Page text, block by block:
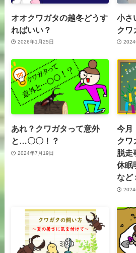
オオクワガタの越冬どうす
ればいい？
2026年1月25日
小さ
クワ
2024
あれ？クワガタって意外
と…〇〇！？
2024年7月19日
今月
ク
脱走
休眠
など
2024